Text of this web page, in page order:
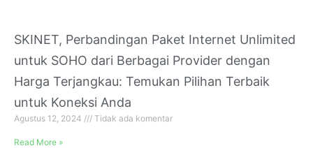
SKINET, Perbandingan Paket Internet Unlimited
untuk SOHO dari Berbagai Provider dengan
Harga Terjangkau: Temukan Pilihan Terbaik
untuk Koneksi Anda
Agustus 12, 2024 Tidak ada komentar
Read More »